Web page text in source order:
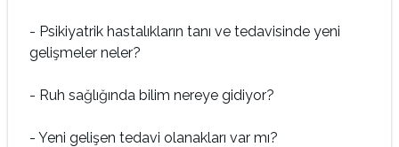
- Psikiyatrik hastalıkların tanı ve tedavisinde yeni
gelişmeler neler?
- Ruh sağlığında bilim nereye gidiyor?
- Yeni gelişen tedavi olanakları var mı?